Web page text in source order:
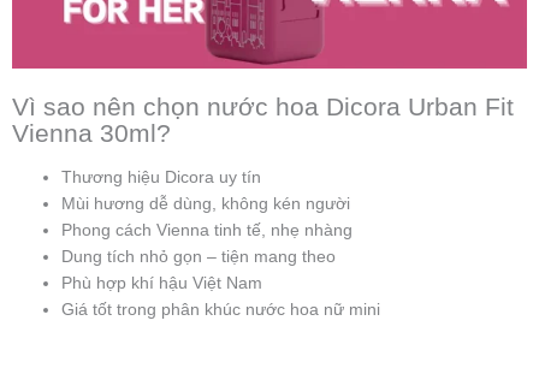
Vì sao nên chọn nước hoa Dicora Urban Fit
Vienna 30ml?
Thương hiệu Dicora uy tín
Mùi hương dễ dùng, không kén người
Phong cách Vienna tinh tế, nhẹ nhàng
Dung tích nhỏ gọn – tiện mang theo
Phù hợp khí hậu Việt Nam
Giá tốt trong phân khúc nước hoa nữ mini